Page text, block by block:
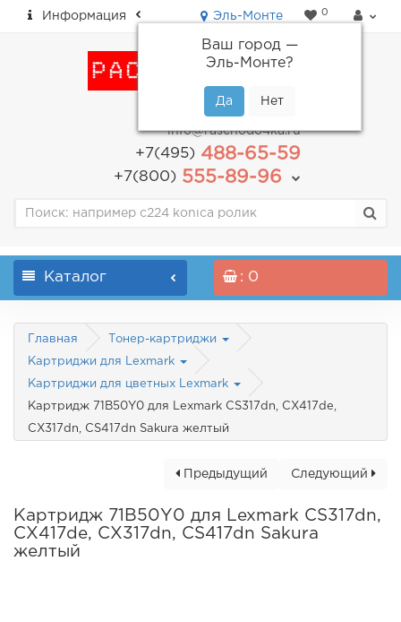
Информация Эль-Монте
Ваш город —
Эль-Монте?
0
пн-пт: с 9.00 до 18.00
info@raschodo4ka.ru
+7(495)488-65-59
+7(800)555-89-96
Каталог : 0
Главная Тонер-картриджи
Картриджи для Lexmark
Картриджи для цветных Lexmark
Картридж 71B50Y0 для Lexmark CS317dn, CX417de,
CX317dn, CS417dn Sakura желтый
Следующий
Предыдущий
Картридж 71B50Y0 для Lexmark CS317dn,
CX417de, CX317dn, CS417dn Sakura
желтый